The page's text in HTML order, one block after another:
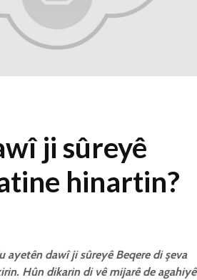
ji sûreyê
hinartin?
dawî ji sûreyê Beqere di şeva
Hûn dikarin di vê mijarê de agahiyê